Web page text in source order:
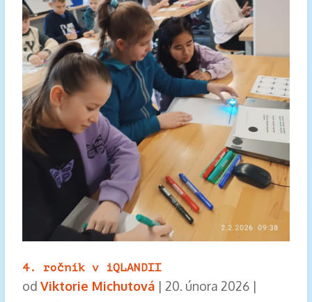
4. ročník v iQLANDII
od Viktorie Michutová| 20. února 2026|